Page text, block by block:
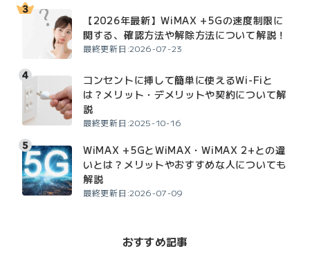
【2026年最新】WiMAX +5Gの速度制限に
関する、確認方法や解除方法について解説！
最終更新日:2026-07-23
コンセントに挿して簡単に使えるWi-Fiと
は？メリット・デメリットや契約について解
説
最終更新日:2025-10-16
WiMAX +5GとWiMAX・WiMAX 2+との違
いとは？メリットやおすすめな人についても
解説
最終更新日:2026-07-09
おすすめ記事